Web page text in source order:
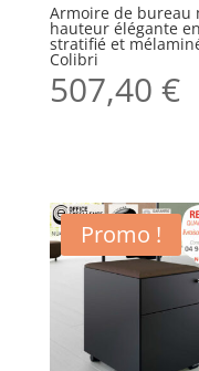
Armoire de bureau
hauteur élégante en
stratifié et
Colibri
507,40 €
Promo !